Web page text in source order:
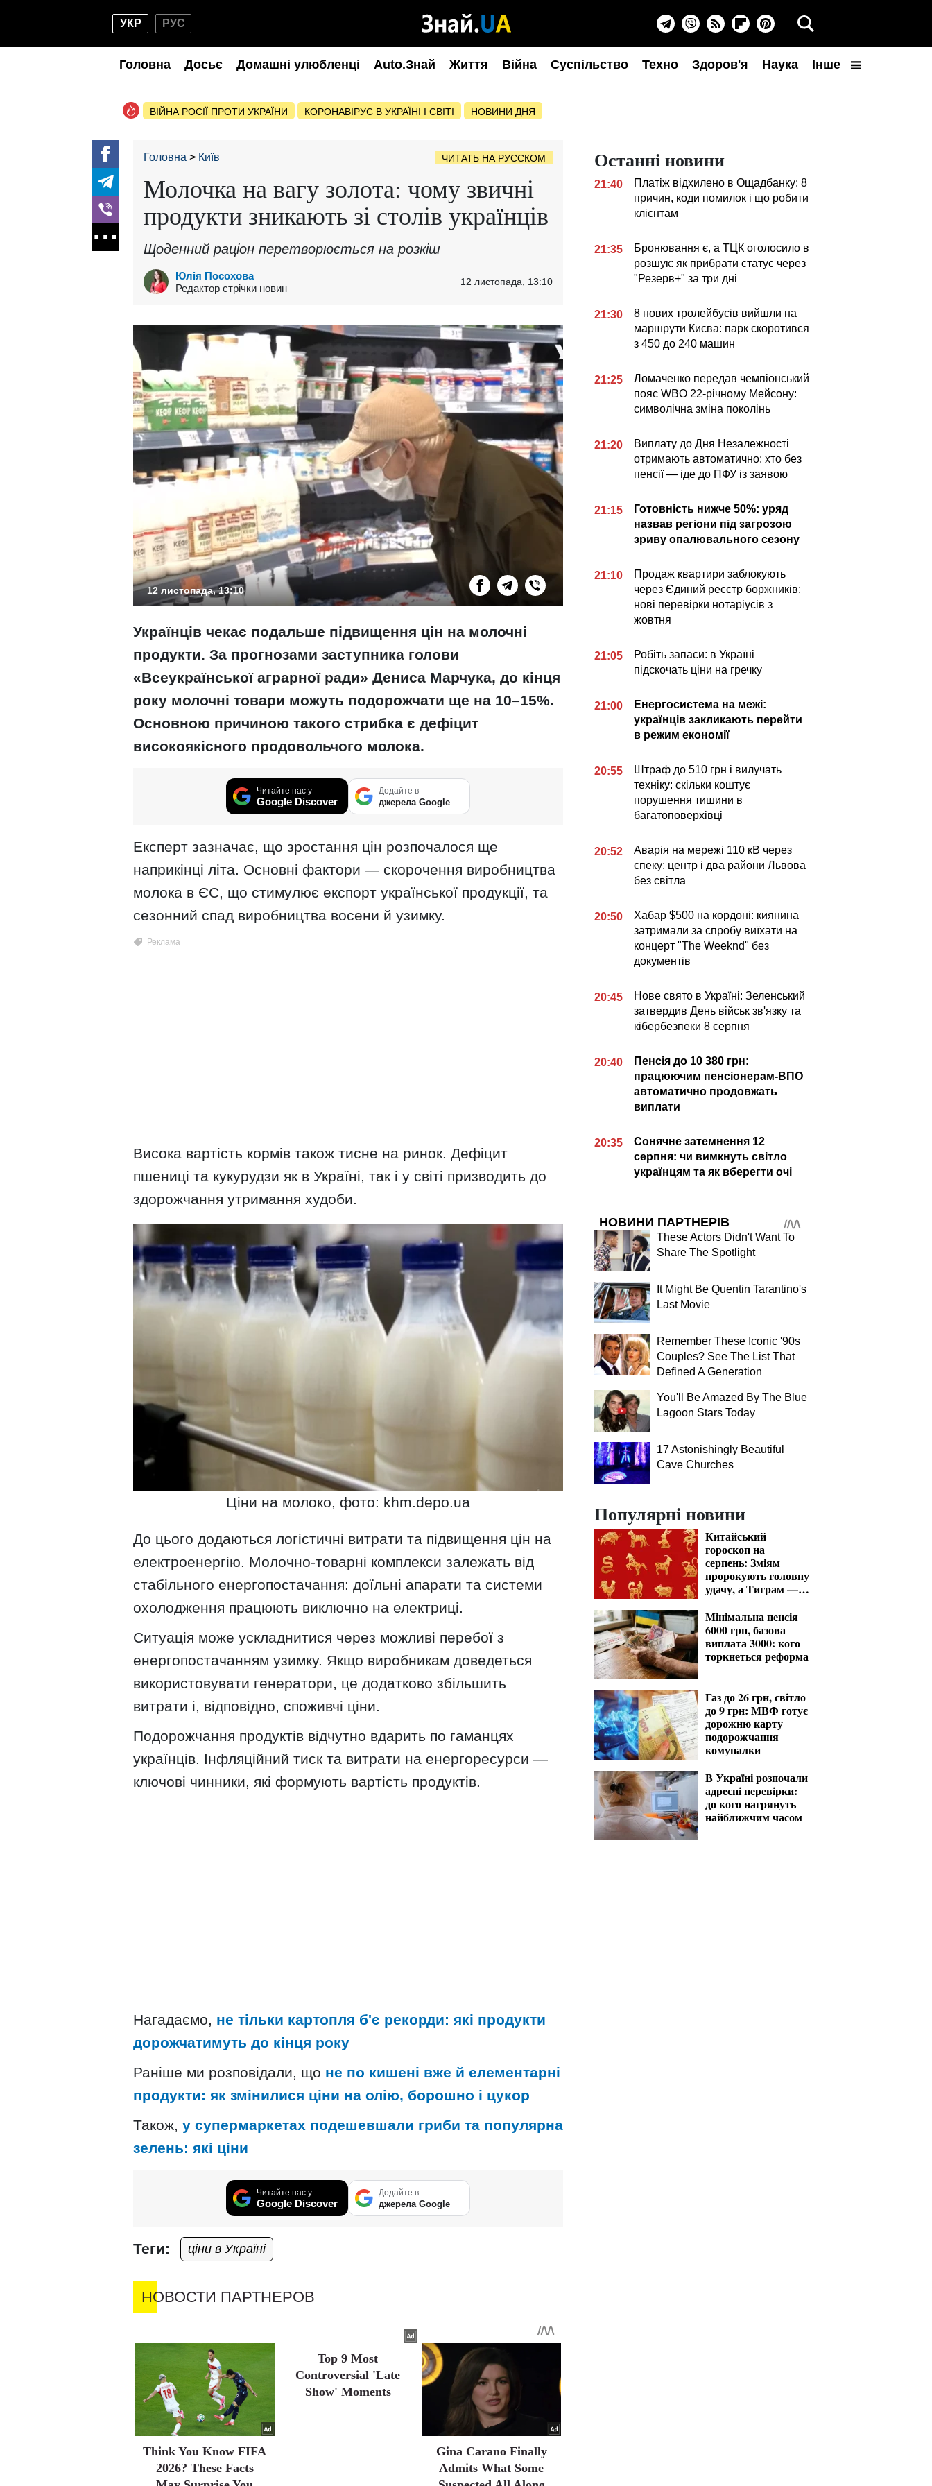
УКР РУС
Головна Досьє Домашні улюбленці Auto.Знай Життя Війна Суспільство Техно Здоров'я Наука Інше
ВІЙНА РОСІЇ ПРОТИ УКРАЇНИ КОРОНАВІРУС В УКРАЇНІ І СВІТІ НОВИНИ ДНЯ
Головна Київ ЧИТАТЬ НА РУССКОМ
Молочка на вагу золота: чому звичні
продукти зникають зі столів українців
Щоденний раціон перетворюється на розкіш
Юлія Посохова
Редактор стрічки новин
12 листопада, 13:10
12 листопада, 13:10
Українців чекає подальше підвищення цін на молочні
продукти. За прогнозами заступника голови
«Всеукраїнської аграрної ради» Дениса Марчука, до кінця
року молочні товари можуть подорожчати ще на 10–15%.
Основною причиною такого стрибка є дефіцит
високоякісного продовольчого молока.
Читайте нас у
Google Discover
Додайте в
джерела Google
Експерт зазначає, що зростання цін розпочалося ще
наприкінці літа. Основні фактори — скорочення виробництва
молока в ЄС, що стимулює експорт української продукції, та
сезонний спад виробництва восени й узимку.
Висока вартість кормів також тисне на ринок. Дефіцит
пшениці та кукурудзи як в Україні, так і у світі призводить до
здорожчання утримання худоби.
Ціни на молоко, фото: khm.depo.ua
До цього додаються логістичні витрати та підвищення цін на
електроенергію. Молочно-товарні комплекси залежать від
стабільного енергопостачання: доїльні апарати та системи
охолодження працюють виключно на електриці.
Ситуація може ускладнитися через можливі перебої з
енергопостачанням узимку. Якщо виробникам доведеться
використовувати генератори, це додатково збільшить
витрати і, відповідно, споживчі ціни.
Подорожчання продуктів відчутно вдарить по гаманцях
українців. Інфляційний тиск та витрати на енергоресурси —
ключові чинники, які формують вартість продуктів.
Нагадаємо, не тільки картопля б'є рекорди: які продукти
дорожчатимуть до кінця року
Раніше ми розповідали, що не по кишені вже й елементарні
продукти: як змінилися ціни на олію, борошно і цукор
Також, у супермаркетах подешевшали гриби та популярна
зелень: які ціни
Читайте нас у
Google Discover
Додайте в
джерела Google
Теги: ціни в Україні
НОВОСТИ ПАРТНЕРОВ
Think You Know FIFA
2026? These Facts
Top 9 Most
Controversial 'Late
Show' Moments
Gina Carano Finally
Admits What Some
Останні новини
21:40
Платіж відхилено в Ощадбанку: 8
причин, коди помилок і що робити
клієнтам
21:35
Бронювання є, а ТЦК оголосило в
розшук: як прибрати статус через
"Резерв+" за три дні
21:30
8 нових тролейбусів вийшли на
маршрути Києва: парк скоротився
з 450 до 240 машин
21:25
Ломаченко передав чемпіонський
пояс WBO 22-річному Мейсону:
символічна зміна поколінь
21:20
Виплату до Дня Незалежності
отримають автоматично: хто без
пенсії — іде до ПФУ із заявою
21:15
Готовність нижче 50%: уряд
назвав регіони під загрозою
зриву опалювального сезону
21:10
Продаж квартири заблокують
через Єдиний реєстр боржників:
нові перевірки нотаріусів з
жовтня
21:05
Робіть запаси: в Україні
підскочать ціни на гречку
21:00
Енергосистема на межі:
українців закликають перейти
в режим економії
20:55
Штраф до 510 грн і вилучать
техніку: скільки коштує
порушення тишини в
багатоповерхівці
20:52
Аварія на мережі 110 кВ через
спеку: центр і два райони Львова
без світла
20:50
Хабар $500 на кордоні: киянина
затримали за спробу виїхати на
концерт "The Weeknd" без
документів
20:45
Нове свято в Україні: Зеленський
затвердив День військ зв'язку та
кібербезпеки 8 серпня
20:40
Пенсія до 10 380 грн:
працюючим пенсіонерам-ВПО
автоматично продовжать
виплати
20:35
Сонячне затемнення 12
серпня: чи вимкнуть світло
українцям та як вберегти очі
НОВИНИ ПАРТНЕРІВ
These Actors Didn't Want To
Share The Spotlight
It Might Be Quentin Tarantino's
Last Movie
Remember These Iconic '90s
Couples? See The List That
Defined A Generation
You'll Be Amazed By The Blue
Lagoon Stars Today
17 Astonishingly Beautiful
Cave Churches
Популярні новини
Китайський
гороскоп на
серпень: Зміям
пророкують головну
удачу, а Тиграм —
Мінімальна пенсія
6000 грн, базова
виплата 3000: кого
торкнеться реформа
Газ до 26 грн, світло
до 9 грн: МВФ готує
дорожню карту
подорожчання
комуналки
В Україні розпочали
адресні перевірки:
до кого нагрянуть
найближчим часом